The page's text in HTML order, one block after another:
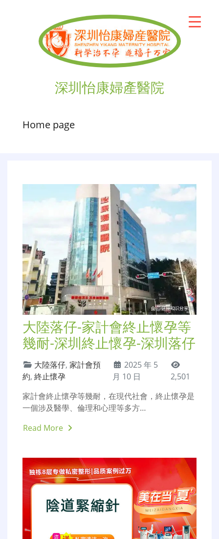
深圳怡康婦產醫院
Home page
大陸落仔-家計會終止懷孕等
幾耐-深圳終止懷孕-深圳落仔
大陸落仔, 家計會預
約, 終止懷孕
2025 年 5
月 10 日
2,501
家計會終止懷孕等幾耐，在現代社會，終止懷孕是
一個涉及醫學、倫理和心理等多方…
Read More